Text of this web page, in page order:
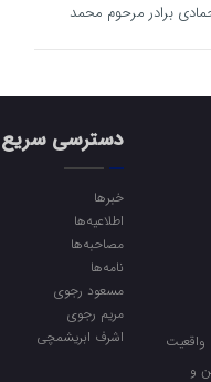
برادر مرحوم محمد
واقعیت
و
دسترسی سریع
خبرها
اطلاعیه‌ها
مصاحبه‌ها
نامه‌ها
مسعود رجوی
مریم رجوی
اشرف ابریشمچی